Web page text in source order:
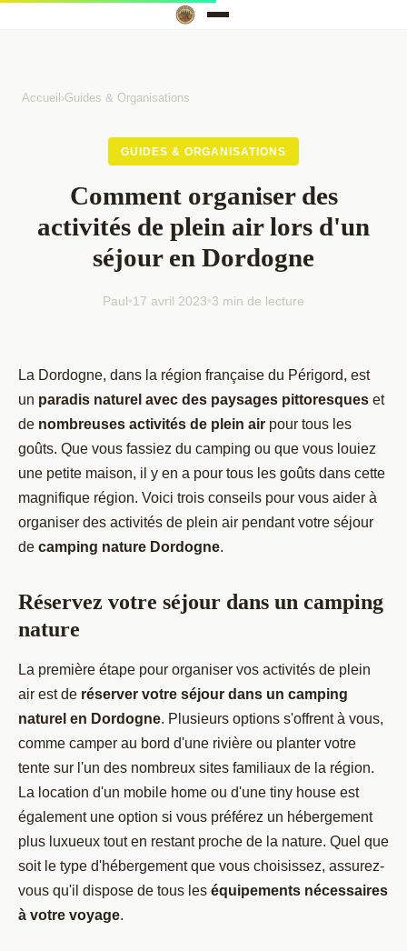
Accueil ›Guides & Organisations
GUIDES & ORGANISATIONS
Comment organiser des
activités de plein air lors d'un
séjour en Dordogne
Paul•17 avril 2023•3 min de lecture
La Dordogne, dans la région française du Périgord, est
un paradis naturel avec des paysages pittoresques et
de nombreuses activités de plein air pour tous les
goûts. Que vous fassiez du camping ou que vous louiez
une petite maison, il y en a pour tous les goûts dans cette
magnifique région. Voici trois conseils pour vous aider à
organiser des activités de plein air pendant votre séjour
de camping nature Dordogne.
Réservez votre séjour dans un camping
nature
La première étape pour organiser vos activités de plein
air est de réserver votre séjour dans un camping
naturel en Dordogne. Plusieurs options s'offrent à vous,
comme camper au bord d'une rivière ou planter votre
tente sur l'un des nombreux sites familiaux de la région.
La location d'un mobile home ou d'une tiny house est
également une option si vous préférez un hébergement
plus luxueux tout en restant proche de la nature. Quel que
soit le type d'hébergement que vous choisissez, assurez-
vous qu'il dispose de tous les équipements nécessaires
à votre voyage.